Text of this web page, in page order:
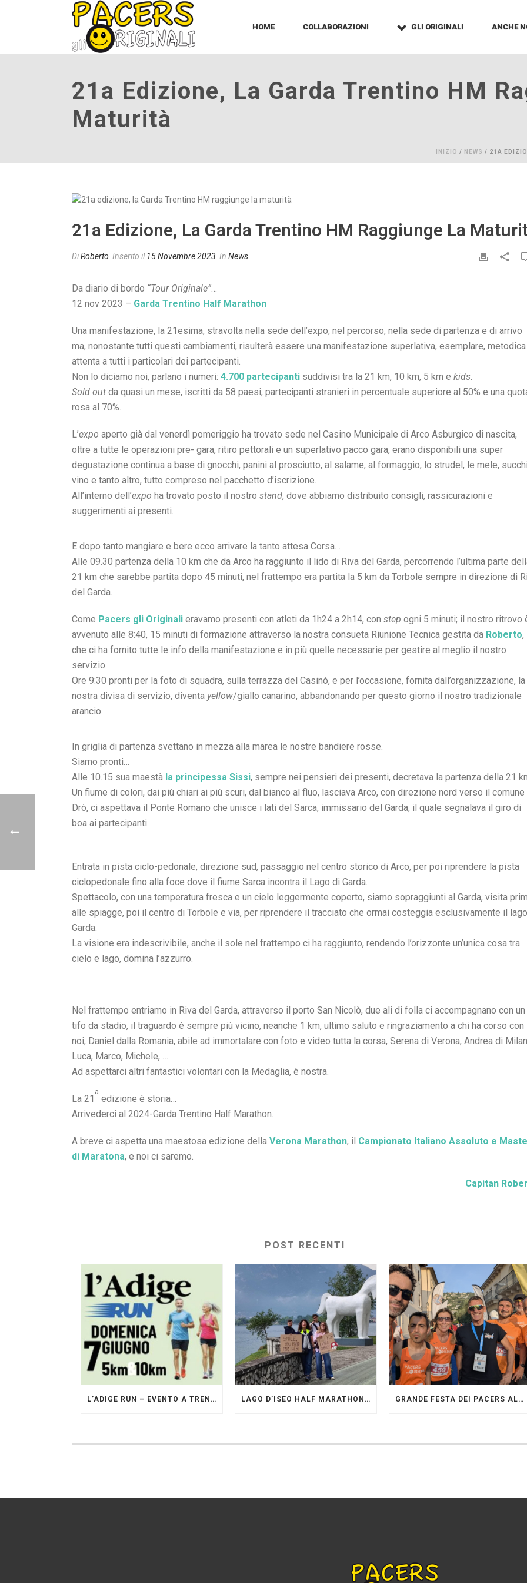
HOME COLLABORAZIONI GLI ORIGINALI ANCHE
21a Edizione, La Garda Trentino HM
Maturità
INIZIO / NEWS / 21A
21a Edizione, La Garda Trentino HM Raggiunge La
DiRoberto Inserito il15 Novembre 2023 In News
Da diario di bordo “Tour Originale”
12 nov 2023 – Garda Trentino Half Marathon
Una manifestazione, la 21esima, stravolta nella sede dell’expo, nel percorso, nella sede di partenza e di arrivo
ma, nonostante tutti questi cambiamenti, risulterà essere una manifestazione superlativa, esemplare, metodica
attenta a tutti i particolari dei partecipanti.
Non lo diciamo noi, parlano i numeri: 4.700 partecipanti suddivisi tra la 21 km, 10 km, 5 km e kids
Sold out da quasi un mese, iscritti da 58 paesi, partecipanti stranieri in percentuale superiore al 50% e una
rosa al 70%.
L’expo aperto già dal venerdì pomeriggio ha trovato sede nel Casino Municipale di Arco Asburgico di nascita,
oltre a tutte le operazioni pre- gara, ritiro pettorali e un superlativo pacco gara, erano disponibili una super
degustazione continua a base di gnocchi, panini al prosciutto, al salame, al formaggio, lo strudel, le mele,
vino e tanto altro, tutto compreso nel pacchetto d’iscrizione.
All’interno dell’expo ha trovato posto il nostro stand, dove abbiamo distribuito consigli, rassicurazioni e
suggerimenti ai presenti.
E dopo tanto mangiare e bere ecco arrivare la tanto attesa Corsa…
Alle 09.30 partenza della 10 km che da Arco ha raggiunto il lido di Riva del Garda, percorrendo l’ultima parte
21 km che sarebbe partita dopo 45 minuti, nel frattempo era partita la 5 km da Torbole sempre in direzione di
del Garda.
Come Pacers gli Originali eravamo presenti con atleti da 1h24 a 2h14, con step ogni 5 minuti; il nostro ritrovo
avvenuto alle 8:40, 15 minuti di formazione attraverso la nostra consueta Riunione Tecnica gestita da Roberto,
che ci ha fornito tutte le info della manifestazione e in più quelle necessarie per gestire al meglio il nostro
servizio.
Ore 9:30 pronti per la foto di squadra, sulla terrazza del Casinò, e per l’occasione, fornita dall’organizzazione, la
nostra divisa di servizio, diventa yellow/giallo canarino, abbandonando per questo giorno il nostro tradizionale
arancio.
In griglia di partenza svettano in mezza alla marea le nostre bandiere rosse.
Siamo pronti…
Alle 10.15 sua maestà la principessa Sissi, sempre nei pensieri dei presenti, decretava la partenza della 21
Un fiume di colori, dai più chiari ai più scuri, dal bianco al fluo, lasciava Arco, con direzione nord verso il comune
Drò, ci aspettava il Ponte Romano che unisce i lati del Sarca, immissario del Garda, il quale segnalava il giro di
boa ai partecipanti.
Entrata in pista ciclo-pedonale, direzione sud, passaggio nel centro storico di Arco, per poi riprendere la pista
ciclopedonale fino alla foce dove il fiume Sarca incontra il Lago di Garda.
Spettacolo, con una temperatura fresca e un cielo leggermente coperto, siamo sopraggiunti al Garda, visita
alle spiagge, poi il centro di Torbole e via, per riprendere il tracciato che ormai costeggia esclusivamente il
Garda.
La visione era indescrivibile, anche il sole nel frattempo ci ha raggiunto, rendendo l’orizzonte un’unica cosa tra
cielo e lago, domina l’azzurro.
Nel frattempo entriamo in Riva del Garda, attraverso il porto San Nicolò, due ali di folla ci accompagnano con un
tifo da stadio, il traguardo è sempre più vicino, neanche 1 km, ultimo saluto e ringraziamento a chi ha corso con
noi, Daniel dalla Romania, abile ad immortalare con foto e video tutta la corsa, Serena di Verona, Andrea di
Luca, Marco, Michele, …
Ad aspettarci altri fantastici volontari con la Medaglia, è nostra.
La 21
a
edizione è storia…
Arrivederci al 2024-Garda Trentino Half Marathon.
A breve ci aspetta una maestosa edizione della Verona Marathon, il Campionato Italiano Assoluto e
di Maratona, e noi ci saremo.
Capitan
POST RECENTI
L’ADIGE RUN – EVENTO A TRENTO GESTITO DAI PACERS GLI ORIGINALI LAGO D’ISEO HALF MARATHON: ORIGINALI PRESENTI GRANDE FESTA DEI PACERS AL “GARDA LAKE RUNNING FESTIVAL”